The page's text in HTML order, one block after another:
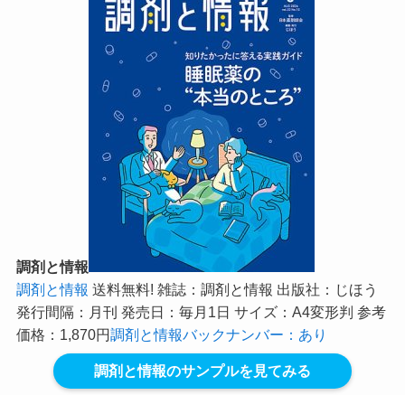
調剤と情報
調剤と情報 送料無料! 雑誌：調剤と情報 出版社：じほう
発行間隔：月刊 発売日：毎月1日 サイズ：A4変形判 参考
価格：1,870円調剤と情報バックナンバー：あり
調剤と情報のサンプルを見てみる